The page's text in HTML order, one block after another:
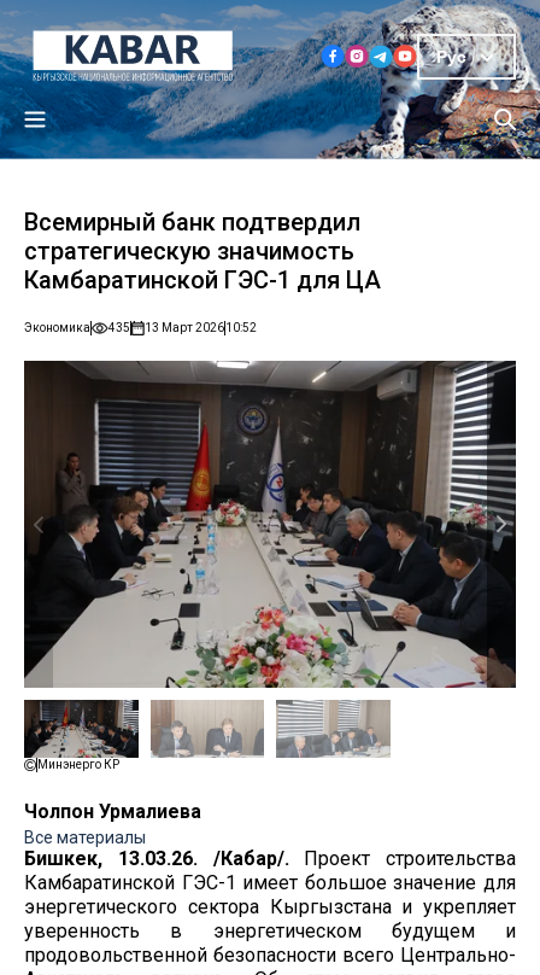
Рус
Всемирный банк подтвердил
стратегическую значимость
Камбаратинской ГЭС-1 для ЦА
Экономика 435 13 Март 202610:52
Минэнерго КР
Чолпон Урмалиева
Все материалы
Бишкек, 13.03.26. /Кабар/.
Проект строительства
Камбаратинской ГЭС-1 имеет большое значение для
энергетического сектора Кыргызстана и укрепляет
уверенность в энергетическом будущем и
продовольственной безопасности всего Центрально-